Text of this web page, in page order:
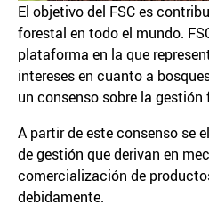
El objetivo del FSC es
forestal en todo el mundo.
plataforma en la que
intereses en cuanto a
un consenso sobre la
A partir de este consenso se
de gestión que derivan en
comercialización de
debidamente.